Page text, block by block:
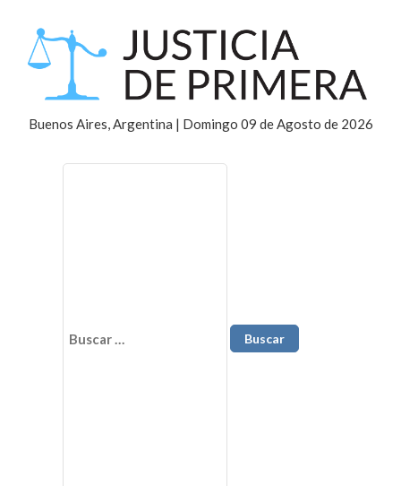
Buenos Aires, Argentina | Domingo 09 de Agosto de 2026